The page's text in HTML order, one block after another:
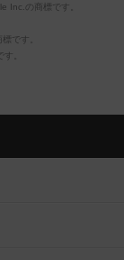
Inc.の商標です。
です。
。